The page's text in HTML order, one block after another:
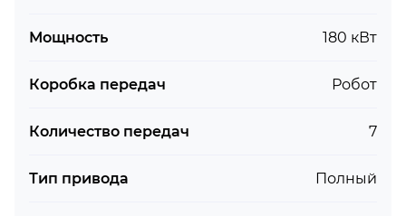
Мощность 180 кВт
Коробка передач Робот
Количество передач 7
Тип привода Полный